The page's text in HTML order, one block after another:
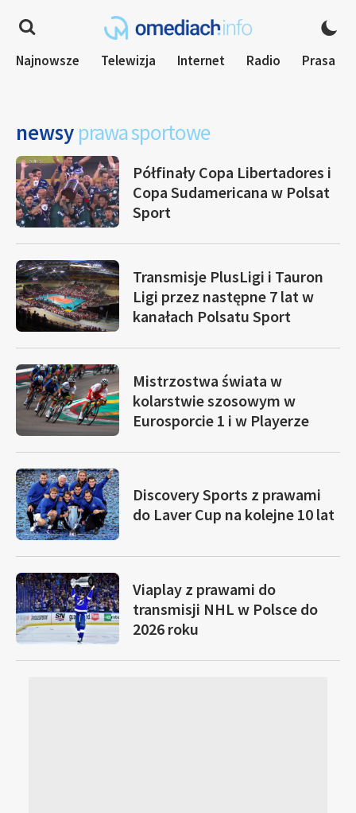
Najnowsze Telewizja Internet Radio Prasa
newsy prawa sportowe
Półfinały Copa Libertadores i
Copa Sudamericana w Polsat
Sport
Transmisje PlusLigi i Tauron
Ligi przez następne 7 lat w
kanałach Polsatu Sport
Mistrzostwa świata w
kolarstwie szosowym w
Eurosporcie 1 i w Playerze
Discovery Sports z prawami
do Laver Cup na kolejne 10 lat
Viaplay z prawami do
transmisji NHL w Polsce do
2026 roku